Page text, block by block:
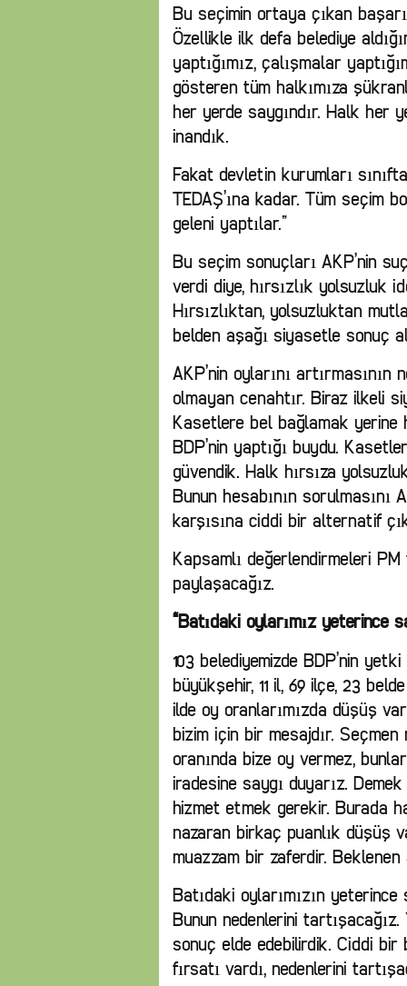
Bu seçimin ortaya çıkan
Özellikle ilk defa belediye
yaptığımız, çalışmalar
gösteren tüm halkımıza
her yerde saygındır. Halk her
inandık.
Fakat devletin kurumları
TEDAŞ’ına kadar. Tüm seçim
geleni yaptılar.”
Bu seçim sonuçları AKP’nin
verdi diye, hırsızlık yolsuzluk
Hırsızlıktan, yolsuzluktan
belden aşağı siyasetle sonuç
AKP’nin oylarını
olmayan cenahtır. Biraz ilkeli
Kasetlere bel bağlamak yerine
BDP’nin yaptığı buydu.
güvendik. Halk hırsıza
Bunun hesabının sorulmasını
karşısına ciddi bir alternatif
Kapsamlı değerlendirmeleri
paylaşacağız.
“Batıdaki oylarımız yeterince
103 belediyemizde BDP’nin
büyükşehir, 11 il, 69 ilçe, 23
ilde oy oranlarımızda düşüş
bizim için bir mesajdır.
oranında bize oy vermez,
iradesine saygı duyarız.
hizmet etmek gerekir. Burada
nazaran birkaç puanlık düşüş
muazzam bir zaferdir.
Batıdaki oylarımızın yeterince
Bunun nedenlerini
sonuç elde edebilirdik. Ciddi
fırsatı vardı, nedenlerini